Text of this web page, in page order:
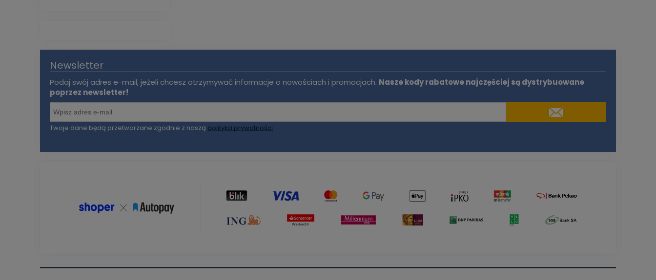
Newsletter
Podaj swój adres e-mail, jeżeli chcesz otrzymywać informacje o nowościach i promocjach. Nasze kody rabatowe najczęściej są dystrybuowane
poprzez newsletter!
Twoje dane będą przetwarzane zgodnie z naszą polityką prywatności